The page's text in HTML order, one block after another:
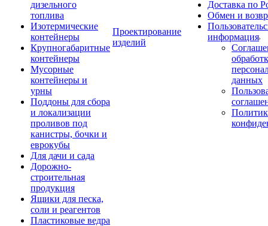
дизельного
топлива
Изотермические
контейнеры
Крупногабаритные
контейнеры
Мусорные
контейнеры и
урны
Поддоны для сбора
и локализации
проливов под
канистры, бочки и
еврокубы
Для дачи и сада
Дорожно-
строительная
продукция
Ящики для песка,
соли и реагентов
Пластиковые ведра
Проектирование
изделий
Доставка по
Обмен и
информация
данных